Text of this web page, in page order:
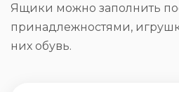
Ящики можно заполнить
принадлежностями,
них обувь.